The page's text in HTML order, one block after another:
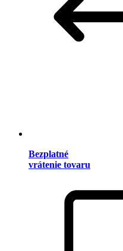
Bezplatné
vrátenie tovaru